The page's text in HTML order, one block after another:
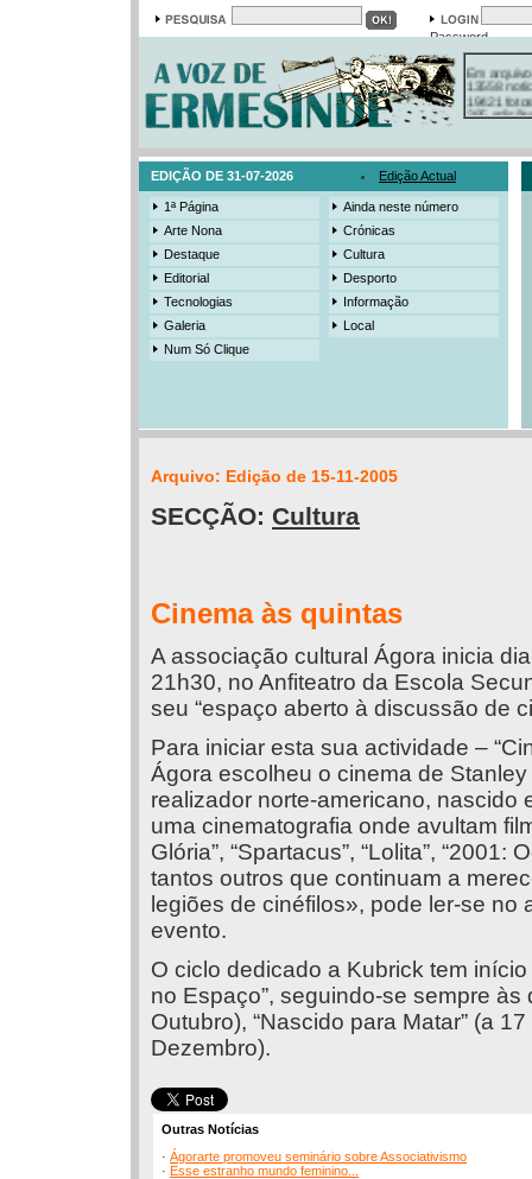
Password
Em arquivo
13558
19421
385
3206
EDIÇÃO DE 31-07-2026 Edição Actual
1ª Página
Arte Nona
Destaque
Editorial
Tecnologias
Galeria
Num Só Clique
Ainda neste número
Crónicas
Cultura
Desporto
Informação
Local
Arquivo: Edição de 15-11-2005
SECÇÃO: Cultura
Cinema às quintas
A associação cultural Ágora inicia
21h30, no Anfiteatro da Escola
seu “espaço aberto à discussão de
Para iniciar esta sua actividade –
Ágora escolheu o cinema de
realizador norte-americano, nascido
uma cinematografia onde avultam
Glória”, “Spartacus”, “Lolita”, “2001:
tantos outros que continuam a
legiões de cinéfilos», pode ler-se
evento.
O ciclo dedicado a Kubrick tem
no Espaço”, seguindo-se sempre às
Outubro), “Nascido para Matar” (a
Dezembro).
Outras Notícias
· Ágorarte promoveu seminário sobre Associativismo
· Esse estranho mundo feminino...